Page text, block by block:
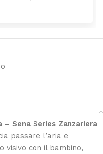
– Sena Series Zanzariera
passare l’aria e
visivo con il bambino,